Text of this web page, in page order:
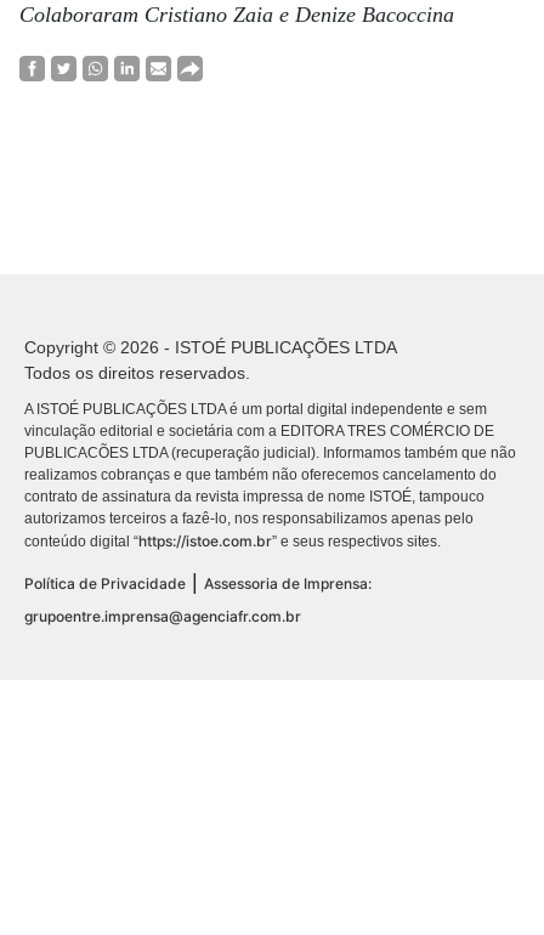
Colaboraram Cristiano Zaia e Denize Bacoccina
Copyright © 2026 - ISTOÉ PUBLICAÇÕES LTDA
Todos os direitos reservados.
A ISTOÉ PUBLICAÇÕES LTDA é um portal digital independente e sem
vinculação editorial e societária com a EDITORA TRES COMÉRCIO DE
PUBLICACÕES LTDA (recuperação judicial). Informamos também que não
realizamos cobranças e que também não oferecemos cancelamento do
contrato de assinatura da revista impressa de nome ISTOÉ, tampouco
autorizamos terceiros a fazê-lo, nos responsabilizamos apenas pelo
conteúdo digital “https://istoe.com.br” e seus respectivos sites.
Política de Privacidade | Assessoria de Imprensa:
grupoentre.imprensa@agenciafr.com.br